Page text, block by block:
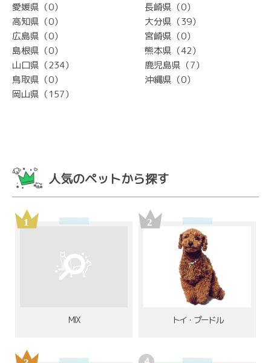
愛媛県（0）
高知県（0）
広島県（0）
島根県（0）
山口県（234）
鳥取県（0）
岡山県（157）
長崎県（0）
大分県（39）
宮崎県（0）
熊本県（42）
鹿児島県（7）
沖縄県（0）
人気のペットから探す
MIX トイ・プードル